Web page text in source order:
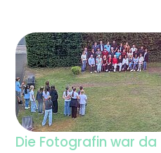
Die Fotografin war da